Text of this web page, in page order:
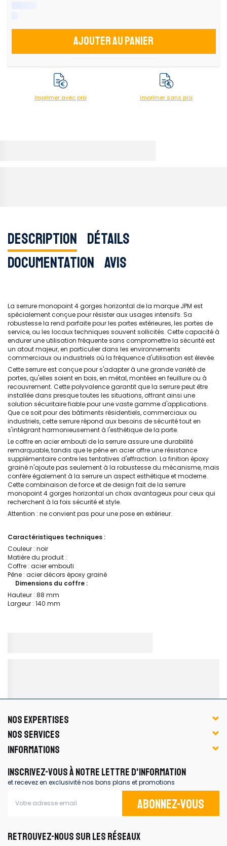
Ajouter au panier
Imprimer avec prix Imprimer sans prix
Description Détails
Documentation Avis
La serrure monopoint 4 gorges horizontal de la marque JPM est
spécialement conçue pour résister aux usages intensifs. Sa
robustesse la rend parfaite pour les portes extérieures, les portes de
service, ou les locaux techniques souvent sollicités. Cette capacité à
endurer une utilisation fréquente sans compromettre la sécurité est
un atout majeur, en particulier dans les environnements
commerciaux ou industriels où la fréquence d'utilisation est élevée.
Cette serrure est conçue pour s'adapter à une grande variété de
portes, qu'elles soient en bois, en métal, montées en feuillure ou à
recouvrement. Cette polyvalence garantit que la serrure peut être
installée dans presque toutes les situations, offrant ainsi une
solution sécuritaire fiable pour une vaste gamme d'applications.
Que ce soit pour des bâtiments résidentiels, commerciaux ou
industriels, cette serrure répond aux besoins de sécurité tout en
s'intégrant harmonieusement à l'esthétique de la porte.
Le coffre en acier embouti de la serrure assure une durabilité
remarquable, tandis que le pêne en acier offre une résistance
supplémentaire contre les tentatives d'effraction. La finition époxy
grainé n'ajoute pas seulement à la robustesse du mécanisme, mais
confère également à la serrure un aspect esthétique et moderne.
Cette combinaison de force et de design fait de la serrure
monopoint 4 gorges horizontal un choix avantageux pour ceux qui
recherchent à la fois sécurité et style.
Attention : ne convient pas pour une pose en extérieur.
Caractéristiques techniques :
Couleur : noir
Matière du produit :
Coffre : acier embouti
Pêne : acier décors époxy grainé
Dimensions du coffre :
Hauteur : 88 mm
Largeur : 140 mm
NOS EXPERTISES
NOS SERVICES
INFORMATIONS
INSCRIVEZ-VOUS À NOTRE LETTRE D'INFORMATION
et recevez en exclusivité nos bons plans et promotions
Abonnez-vous
RETROUVEZ-NOUS SUR LES RÉSEAUX